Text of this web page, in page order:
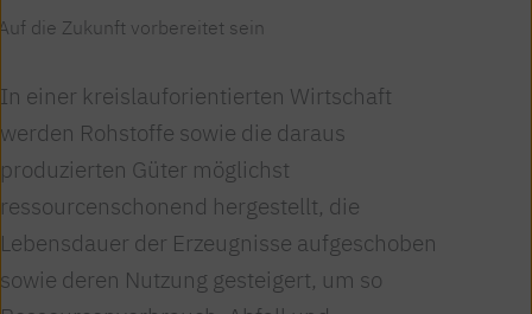
die Zukunft vorbereitet sein
In einer kreislauforientierten Wirtschaft
werden Rohstoffe sowie die daraus
produzierten Güter möglichst
ressourcenschonend hergestellt, die
Lebensdauer der Erzeugnisse aufgeschoben
sowie deren Nutzung gesteigert, um so